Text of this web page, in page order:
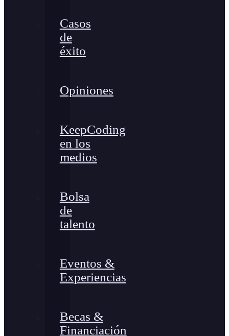
Casos
de
éxito
Opiniones
KeepCoding
en los
medios
Bolsa
de
talento
Eventos &
Experiencias
Becas &
Financiación